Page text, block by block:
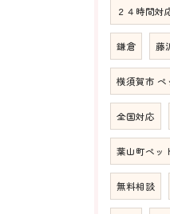
２４時間対
鎌倉 藤
横須賀市 ペ
全国対応
葉山町ペッ
無料相談